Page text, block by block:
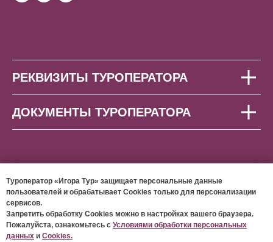
Туроператор «Игора Тур» защищает персональные данные
пользователей и обрабатывает Cookies только для персонализации
сервисов.
Запретить обработку Cookies можно в настройках вашего браузера.
Пожалуйста, ознакомьтесь с Условиями обработки персональных
данных и Cookies.
РЕКВИЗИТЫ ТУРОПЕРАТОРА
ДОКУМЕНТЫ ТУРОПЕРАТОРА
© 2026 ООО «ИГОРА ТУР»